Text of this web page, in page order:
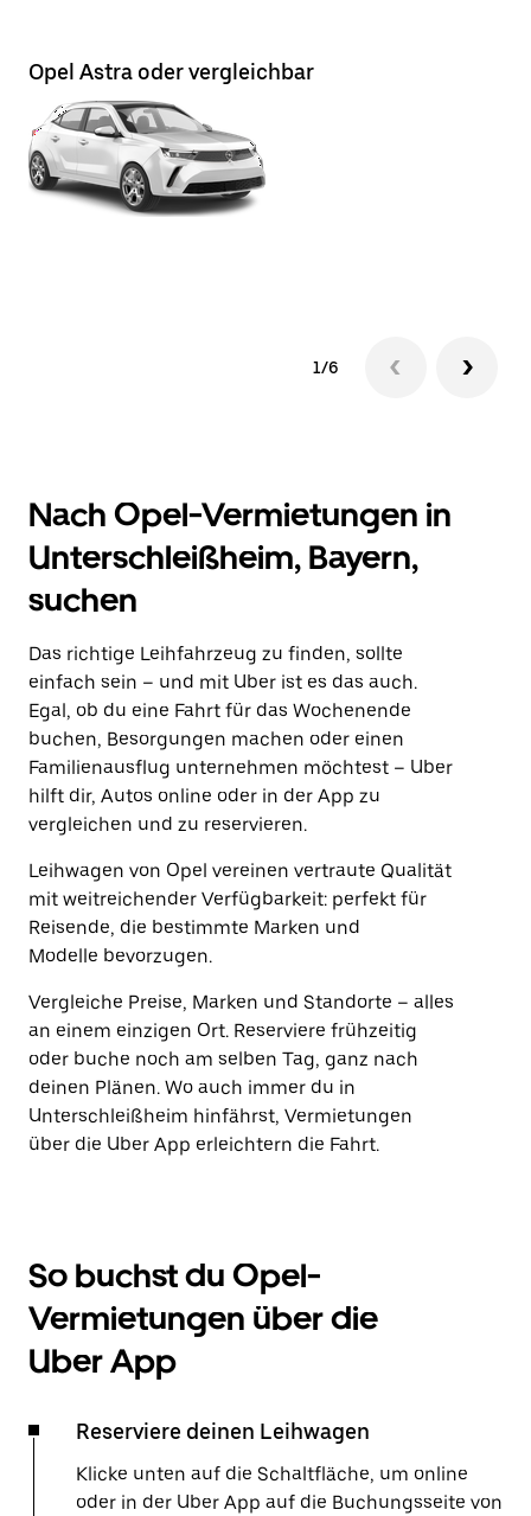
Opel Astra oder vergleichbar
1/6
Nach Opel-Vermietungen in
Unterschleißheim, Bayern,
suchen
Das richtige Leihfahrzeug zu finden, sollte
einfach sein – und mit Uber ist es das auch.
Egal, ob du eine Fahrt für das Wochenende
buchen, Besorgungen machen oder einen
Familienausflug unternehmen möchtest – Uber
hilft dir, Autos online oder in der App zu
vergleichen und zu reservieren.
Leihwagen von Opel vereinen vertraute Qualität
mit weitreichender Verfügbarkeit: perfekt für
Reisende, die bestimmte Marken und
Modelle bevorzugen.
Vergleiche Preise, Marken und Standorte – alles
an einem einzigen Ort. Reserviere frühzeitig
oder buche noch am selben Tag, ganz nach
deinen Plänen. Wo auch immer du in
Unterschleißheim hinfährst, Vermietungen
über die Uber App erleichtern die Fahrt.
So buchst du Opel-
Vermietungen über die
Uber App
Reserviere deinen Leihwagen
Klicke unten auf die Schaltfläche, um online
oder in der Uber App auf die Buchungsseite von